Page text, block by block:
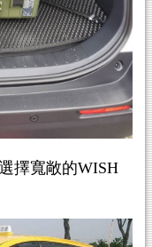
擇寬敞的WISH